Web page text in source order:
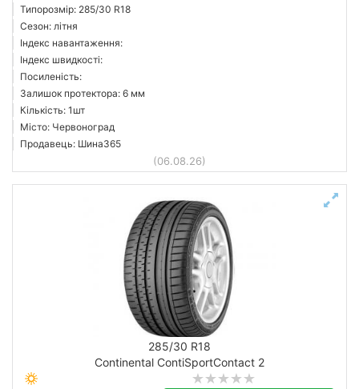
Типорозмір: 285/30 R18
Сезон: літня
Індекс навантаження:
Індекс швидкості:
Посиленість:
Залишок протектора: 6 мм
Кількість: 1шт
Місто: Червоноград
Продавець: Шина365
(06.08.26)
285/30 R18
Continental ContiSportContact 2